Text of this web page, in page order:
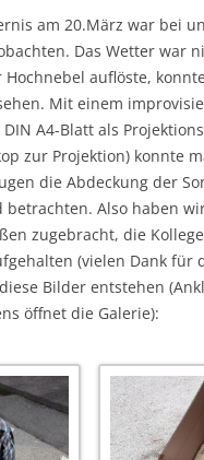
am 20.März war bei
Das Wetter war
auflöste,
Mit einem
A4-Blatt als
zur Projektion) konnte
die Abdeckung der
Also haben
zugebracht, die
(vielen Dank für
Bilder entstehen
öffnet die Galerie):